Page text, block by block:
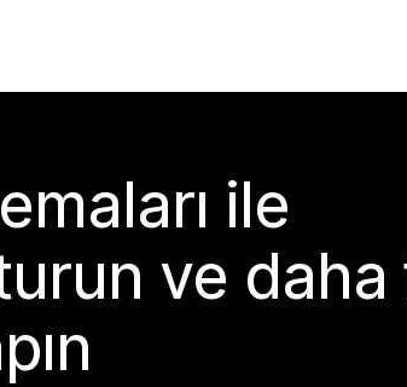
ile
ve daha